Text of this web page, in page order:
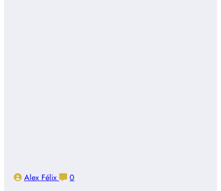
Alex Félix 0